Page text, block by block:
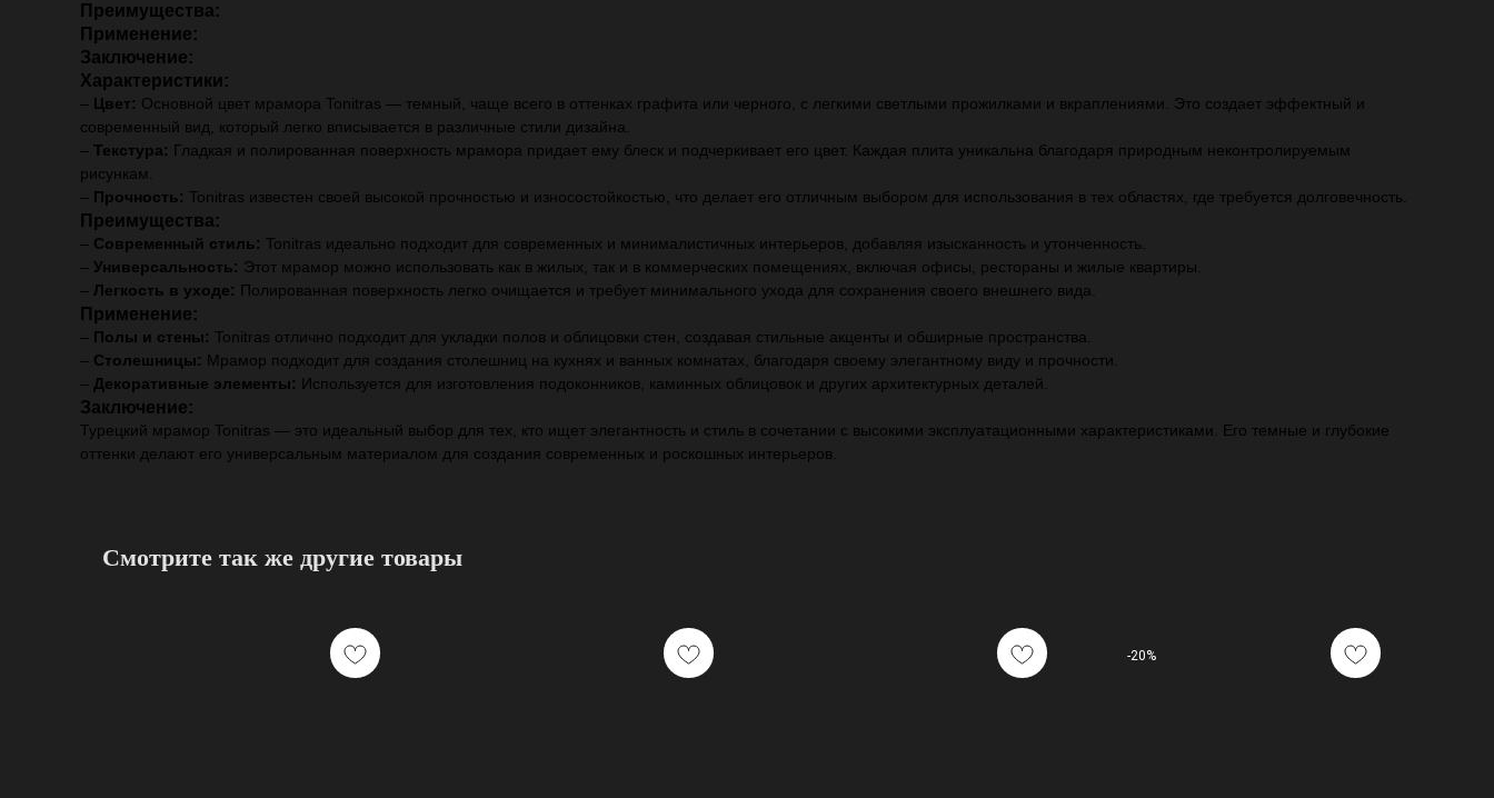
Преимущества:
Применение:
Заключение:
Характеристики:
– Цвет: Основной цвет мрамора Tonitras — темный, чаще всего в оттенках графита или черного, с легкими светлыми прожилками и вкраплениями. Это создает эффектный и
современный вид, который легко вписывается в различные стили дизайна.
– Текстура: Гладкая и полированная поверхность мрамора придает ему блеск и подчеркивает его цвет. Каждая плита уникальна благодаря природным неконтролируемым
рисункам.
– Прочность: Tonitras известен своей высокой прочностью и износостойкостью, что делает его отличным выбором для использования в тех областях, где требуется долговечность.
Преимущества:
– Современный стиль: Tonitras идеально подходит для современных и минималистичных интерьеров, добавляя изысканность и утонченность.
– Универсальность: Этот мрамор можно использовать как в жилых, так и в коммерческих помещениях, включая офисы, рестораны и жилые квартиры.
– Легкость в уходе: Полированная поверхность легко очищается и требует минимального ухода для сохранения своего внешнего вида.
Применение:
– Полы и стены: Tonitras отлично подходит для укладки полов и облицовки стен, создавая стильные акценты и обширные пространства.
– Столешницы: Мрамор подходит для создания столешниц на кухнях и ванных комнатах, благодаря своему элегантному виду и прочности.
– Декоративные элементы: Используется для изготовления подоконников, каминных облицовок и других архитектурных деталей.
Заключение:
Турецкий мрамор Tonitras — это идеальный выбор для тех, кто ищет элегантность и стиль в сочетании с высокими эксплуатационными характеристиками. Его темные и глубокие
оттенки делают его универсальным материалом для создания современных и роскошных интерьеров.
Смотрите так же другие товары
-20%